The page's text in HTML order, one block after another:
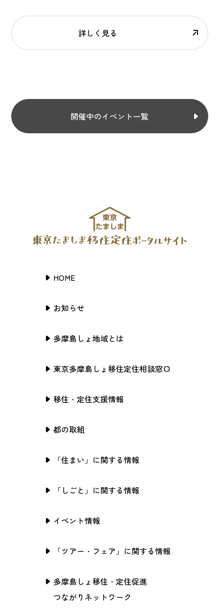
詳しく見る
開催中のイベント一覧
HOME
お知らせ
多摩島しょ地域とは
東京多摩島しょ移住定住相談窓口
移住・定住支援情報
都の取組
「住まい」に関する情報
「しごと」に関する情報
イベント情報
「ツアー・フェア」に関する情報
多摩島しょ移住・定住促進
つながりネットワーク